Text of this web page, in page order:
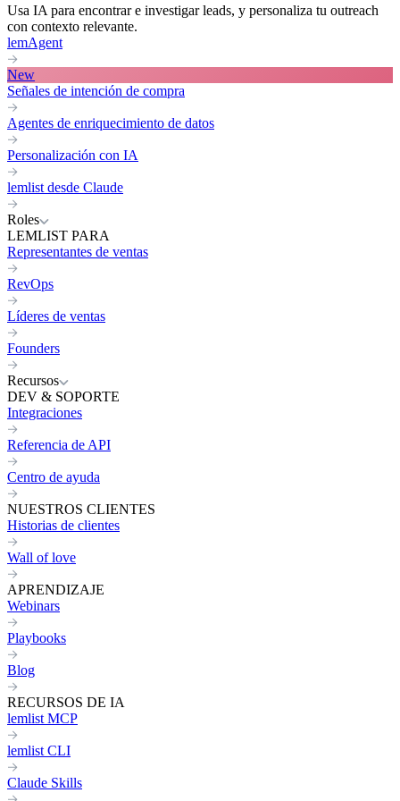
Usa IA para encontrar e investigar leads, y personaliza tu outreach
con contexto relevante.
lemAgent
New
Señales de intención de compra
Agentes de enriquecimiento de datos
Personalización con IA
lemlist desde Claude
Roles
LEMLIST PARA
Representantes de ventas
RevOps
Líderes de ventas
Founders
Recursos
DEV & SOPORTE
Integraciones
Referencia de API
Centro de ayuda
NUESTROS CLIENTES
Historias de clientes
Wall of love
APRENDIZAJE
Webinars
Playbooks
Blog
RECURSOS DE IA
lemlist MCP
lemlist CLI
Claude Skills